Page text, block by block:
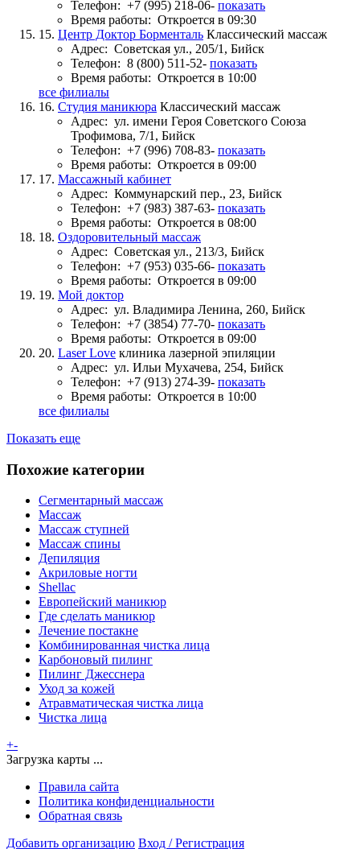
Телефон: +7 (995) 218-06- показать
Время работы: Откроется в 09:30
15. Центр Доктор Борменталь Классический массаж
Адрес: Советская ул., 205/1, Бийск
Телефон: 8 (800) 511-52- показать
Время работы: Откроется в 10:00
все филиалы
16. Студия маникюра Классический массаж
Адрес: ул. имени Героя Советского Союза
Трофимова, 7/1, Бийск
Телефон: +7 (996) 708-83- показать
Время работы: Откроется в 09:00
17. Массажный кабинет
Адрес: Коммунарский пер., 23, Бийск
Телефон: +7 (983) 387-63- показать
Время работы: Откроется в 08:00
18. Оздоровительный массаж
Адрес: Советская ул., 213/3, Бийск
Телефон: +7 (953) 035-66- показать
Время работы: Откроется в 09:00
19. Мой доктор
Адрес: ул. Владимира Ленина, 260, Бийск
Телефон: +7 (3854) 77-70- показать
Время работы: Откроется в 09:00
20. Laser Love клиника лазерной эпиляции
Адрес: ул. Ильи Мухачева, 254, Бийск
Телефон: +7 (913) 274-39- показать
Время работы: Откроется в 10:00
все филиалы
Показать еще
Похожие категории
Сегментарный массаж
Массаж
Массаж ступней
Массаж спины
Депиляция
Акриловые ногти
Shellac
Европейский маникюр
Где сделать маникюр
Лечение постакне
Комбинированная чистка лица
Карбоновый пилинг
Пилинг Джесснера
Уход за кожей
Атравматическая чистка лица
Чистка лица
+-
Загрузка карты ...
Правила сайта
Политика конфиденциальности
Обратная связь
Добавить организацию Вход / Регистрация